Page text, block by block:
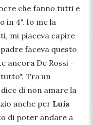
che fanno tutti e
in 4". Io me la
mi piaceva capire
faceva questo
ancora De Rossi -
Tra un
di non amare la
anche per Luis
di poter andare a